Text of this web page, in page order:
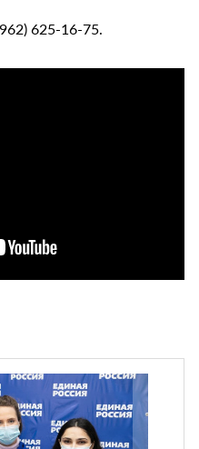
625-16-75.